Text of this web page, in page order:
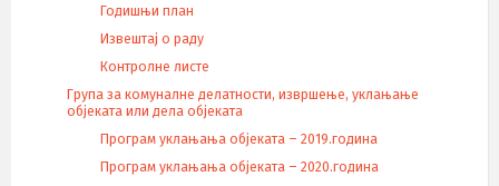
Годишњи план
Извештај о раду
Контролне листе
Група за комуналне делатности, извршење, уклањање
објеката или дела објеката
Програм уклањања објеката – 2019.година
Програм уклањања објеката – 2020.година